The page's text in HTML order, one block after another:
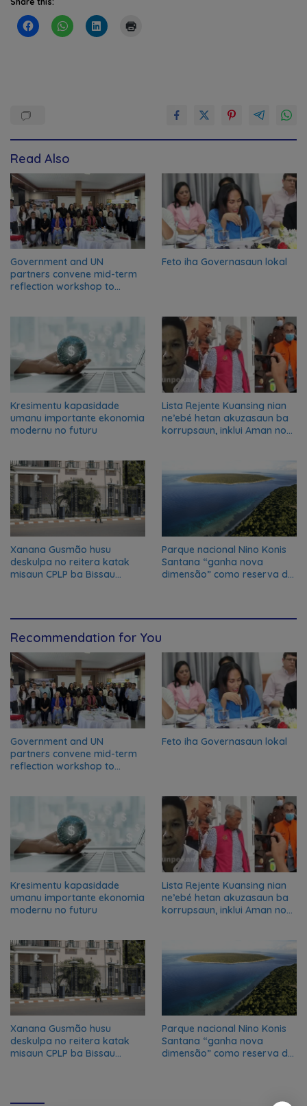
Read Also
Government and UN
partners convene mid-term
reflection workshop to
Feto iha Governasaun lokal
Kresimentu kapasidade
umanu importante ekonomia
modernu no futuru
Lista Rejente Kuansing nian
ne’ebé hetan akuzasaun ba
korrupsaun, inklui Aman no
Xanana Gusmão husu
deskulpa no reitera katak
misaun CPLP ba Bissau
Parque nacional Nino Konis
Santana “ganha nova
dimensão” como reserva da
Recommendation for You
Government and UN
partners convene mid-term
reflection workshop to
Feto iha Governasaun lokal
Kresimentu kapasidade
umanu importante ekonomia
modernu no futuru
Lista Rejente Kuansing nian
ne’ebé hetan akuzasaun ba
korrupsaun, inklui Aman no
Xanana Gusmão husu
deskulpa no reitera katak
misaun CPLP ba Bissau
Parque nacional Nino Konis
Santana “ganha nova
dimensão” como reserva da